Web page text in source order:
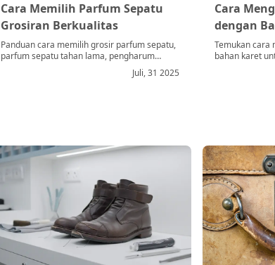
Cara Memilih Parfum Sepatu
Grosiran Berkualitas
Panduan cara memilih grosir parfum sepatu,
parfum sepatu tahan lama, pengharum
sepatu laundry, pewangi sepatu, plus tips &
Juli, 31 2025
Cara
dengan
Temukan cara
bahan karet